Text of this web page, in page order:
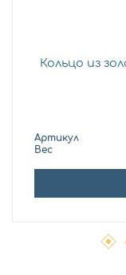
Кольцо из
Артикул
Вес